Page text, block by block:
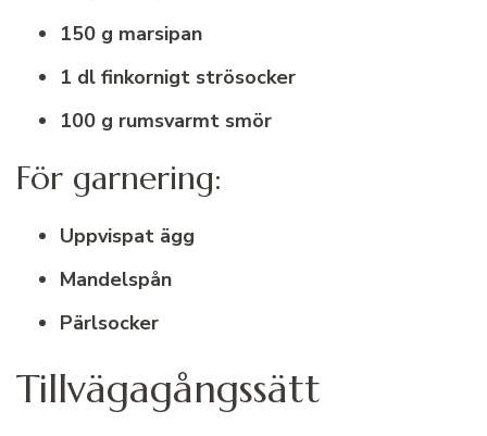
150 g marsipan
1 dl finkornigt strösocker
100 g rumsvarmt smör
För garnering:
Uppvispat ägg
Mandelspån
Pärlsocker
Tillvägagångssätt